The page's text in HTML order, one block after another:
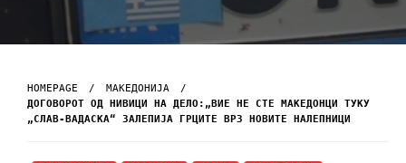
HOMEPAGE
МАКЕДОНИЈА
ДОГОВОРОТ ОД НИВИЦИ НА ДЕЛО:„ВИЕ НЕ СТЕ МАКЕДОНЦИ ТУКУ
„СЛАВ-ВАДАСКА“ ЗАЛЕПИЈА ГРЦИТЕ ВРЗ НОВИТЕ НАЛЕПНИЦИ